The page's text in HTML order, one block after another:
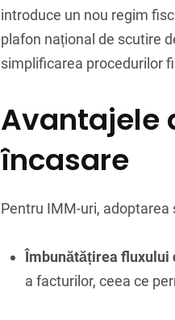
introduce un nou regim
plafon național de scutire
simplificarea procedurilor
Avantajele
încasare
Pentru IMM-uri,
Îmbunătățirea fluxului
a facturilor, ceea ce